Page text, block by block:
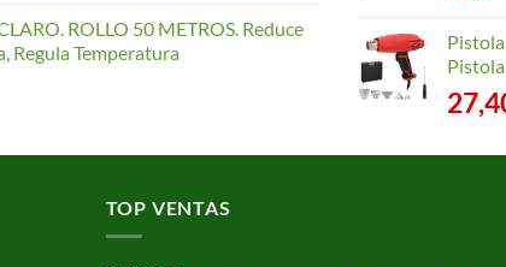
ROLLO 50 METROS. Reduce
Regula Temperatura
TOP VENTAS